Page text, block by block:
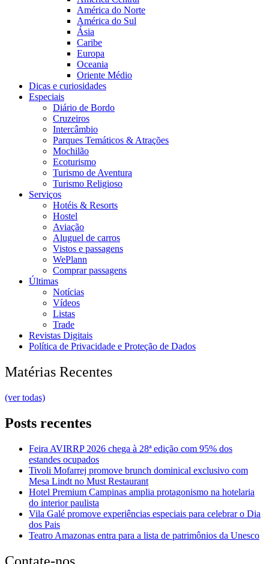
América do Norte
América do Sul
Ásia
Caribe
Europa
Oceania
Oriente Médio
Dicas e curiosidades
Especiais
Diário de Bordo
Cruzeiros
Intercâmbio
Parques Temáticos & Atrações
Mochilão
Ecoturismo
Turismo de Aventura
Turismo Religioso
Serviços
Hotéis & Resorts
Hostel
Aviação
Aluguel de carros
Vistos e passagens
WePlann
Comprar passagens
Últimas
Notícias
Vídeos
Listas
Trade
Revistas Digitais
Política de Privacidade e Proteção de Dados
Matérias Recentes
(ver todas)
Posts recentes
Feira AVIRRP 2026 chega à 28ª edição com 95% dos
estandes ocupados
Tivoli Mofarrej promove brunch dominical exclusivo com
Mesa Lindt no Must Restaurant
Hotel Premium Campinas amplia protagonismo na hotelaria
do interior paulista
Vila Galé promove experiências especiais para celebrar o Dia
dos Pais
Teatro Amazonas entra para a lista de patrimônios da Unesco
Contate-nos